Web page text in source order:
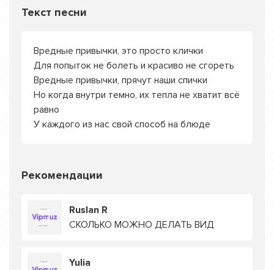
Текст песни
Вредные привычки, это просто клички
Для попыток не болеть и красиво не сгореть
Вредные привычки, прячут наши спички
Но когда внутри темно, их тепла не хватит всё
равно
У каждого из нас свой способ на блюде
Рекомендации
Ruslan R
СКОЛЬКО МОЖНО ДЕЛАТЬ ВИД
Yulia